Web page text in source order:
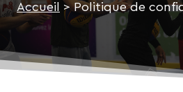
Accueil >Politique de